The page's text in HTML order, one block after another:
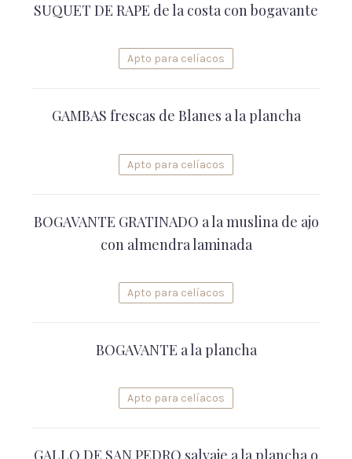
SUQUET DE RAPE de la costa con bogavante
Apto para celíacos
GAMBAS frescas de Blanes a la plancha
Apto para celíacos
BOGAVANTE GRATINADO a la muslina de ajo
con almendra laminada
Apto para celíacos
BOGAVANTE a la plancha
Apto para celíacos